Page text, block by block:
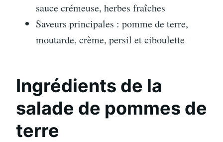
sauce crémeuse, herbes fraîches
Saveurs principales : pomme de terre,
moutarde, crème, persil et ciboulette
Ingrédients de la
salade de pommes de
terre